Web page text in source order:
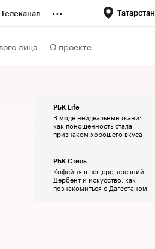
Телеканал ... Татарстан
лица О проекте
РБК Life
В моде неидеальные ткани:
как поношенность стала
признаком хорошего вкуса
РБК Стиль
Кофейня в пещере, древний
Дербент и искусство: как
познакомиться с Дагестаном